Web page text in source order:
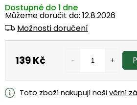
Můžeme doručit do: 12.8.2026
Možnosti doručení
Dostupné do 1 dne
139 Kč
cena:
Toto zboží nakupují našivěrní